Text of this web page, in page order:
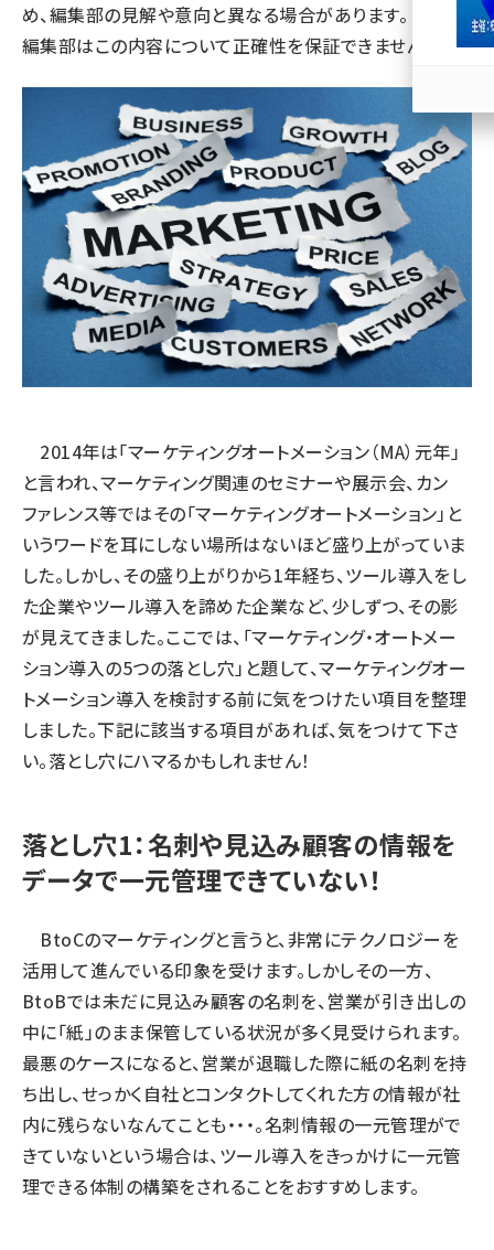
め、編集部の見解や意向と異なる場合があります。 また、
編集部はこの内容について正確性を保証できません。
2014年は「マーケティングオートメーション（MA）元年」
と言われ、マーケティング関連のセミナーや展示会、カン
ファレンス等ではその「マーケティングオートメーション」と
いうワードを耳にしない場所はないほど盛り上がっていま
した。しかし、その盛り上がりから1年経ち、ツール導入をし
た企業やツール導入を諦めた企業など、少しずつ、その影
が見えてきました。ここでは、「マーケティング・オートメー
ション導入の5つの落とし穴」と題して、マーケティングオー
トメーション導入を検討する前に気をつけたい項目を整理
しました。下記に該当する項目があれば、気をつけて下さ
い。落とし穴にハマるかもしれません！
落とし穴1：名刺や見込み顧客の情報を
データで一元管理できていない！
BtoCのマーケティングと言うと、非常にテクノロジーを
活用して進んでいる印象を受けます。しかしその一方、
BtoBでは未だに見込み顧客の名刺を、営業が引き出しの
中に「紙」のまま保管している状況が多く見受けられます。
最悪のケースになると、営業が退職した際に紙の名刺を持
ち出し、せっかく自社とコンタクトしてくれた方の情報が社
内に残らないなんてことも・・・。名刺情報の一元管理がで
きていないという場合は、ツール導入をきっかけに一元管
理できる体制の構築をされることをおすすめします。